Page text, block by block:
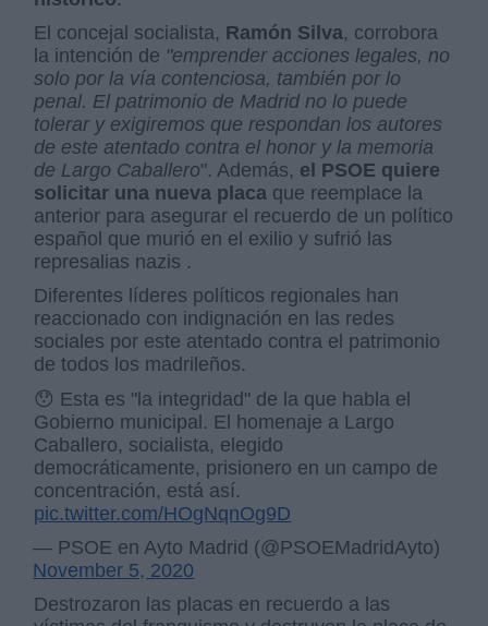
El concejal socialista, Ramón Silva, corrobora
la intención de "emprender acciones legales, no
solo por la vía contenciosa, también por lo
penal. El patrimonio de Madrid no lo puede
tolerar y exigiremos que respondan los autores
de este atentado contra el honor y la memoria
de Largo Caballero". Además, el PSOE quiere
solicitar una nueva placa que reemplace la
anterior para asegurar el recuerdo de un político
español que murió en el exilio y sufrió las
represalias nazis .
Diferentes líderes políticos regionales han
reaccionado con indignación en las redes
sociales por este atentado contra el patrimonio
de todos los madrileños.
😯 Esta es "la integridad" de la que habla el
Gobierno municipal. El homenaje a Largo
Caballero, socialista, elegido
democráticamente, prisionero en un campo de
concentración, está así.
pic.twitter.com/HOgNqnOg9D
— PSOE en Ayto Madrid (@PSOEMadridAyto)
November 5, 2020
Destrozaron las placas en recuerdo a las